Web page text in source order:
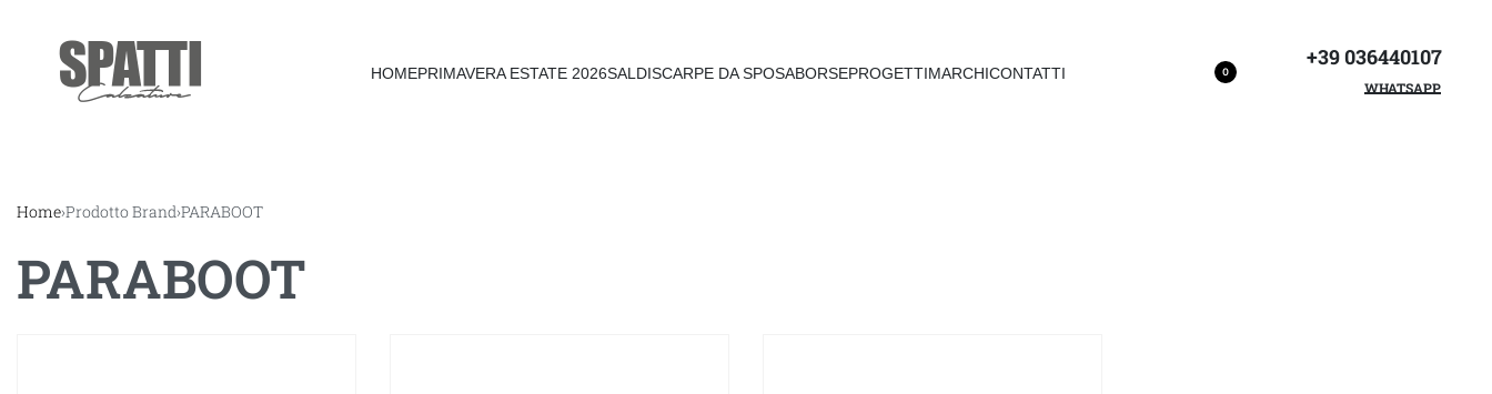
HOMEPRIMAVERA ESTATE 2026SALDISCARPE DA SPOSABORSEPROGETTIMARCHICONTATTI 0
+39 036440107
WHATSAPP
Home›Prodotto Brand›PARABOOT
PARABOOT